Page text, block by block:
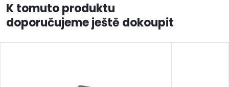
K tomuto produktu
doporučujeme ještě dokoupit